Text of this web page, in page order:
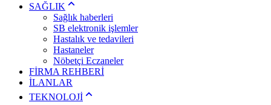
SAĞLIK
Sağlık haberleri
SB elektronik işlemler
Hastalık ve tedavileri
Hastaneler
Nöbetçi Eczaneler
FİRMA REHBERİ
İLANLAR
TEKNOLOJİ